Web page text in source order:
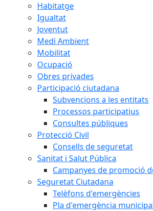
Habitatge
Igualtat
Joventut
Medi Ambient
Mobilitat
Ocupació
Obres privades
Participació ciutadana
Subvencions a les entitats
Processos participatius
Consultes públiques
Protecció Civil
Consells de seguretat
Sanitat i Salut Pública
Campanyes de promoció
Seguretat Ciutadana
Telèfons d'emergències
Pla d'emergència